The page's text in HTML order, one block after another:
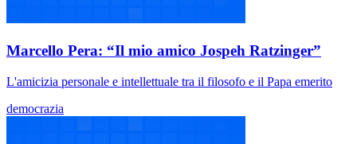
Marcello Pera: “Il mio amico Jospeh Ratzinger”
L'amicizia personale e intellettuale tra il filosofo e il Papa emerito
democrazia